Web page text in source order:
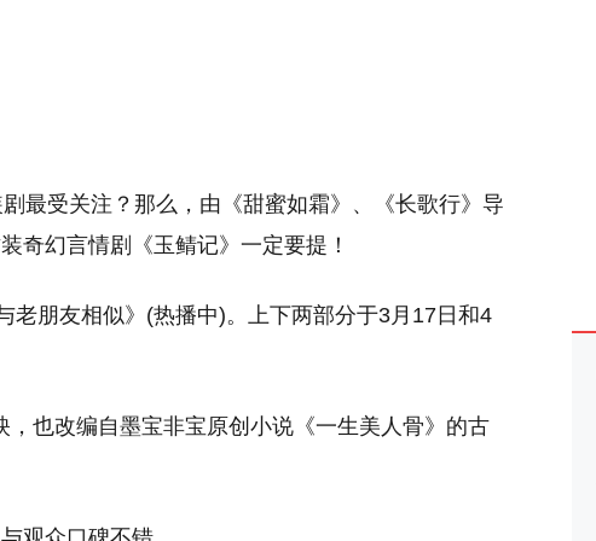
最受关注？那么，由《甜蜜如霜》、《长歌行》导
奇幻言情剧《玉鲭记》一定要提！
老朋友相似》(热播中)。上下两部分于3月17日和4
，也改编自墨宝非宝原创小说《一生美人骨》的古